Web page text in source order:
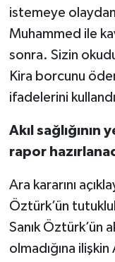
istemeye
Muhammed ile
sonra. Sizin
Kira borcunu
ifadelerini
Akıl sağlığının
rapor
Ara kararını
Öztürk’ün
Sanık Öztürk’ün
olmadığına